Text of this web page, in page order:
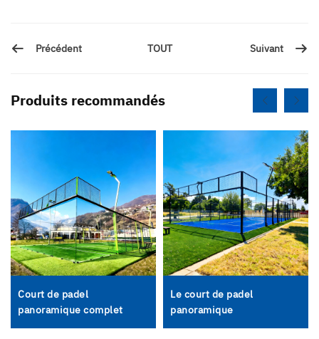
Précédent TOUT Suivant
Produits recommandés
Court de padel
panoramique complet
Le court de padel
panoramique